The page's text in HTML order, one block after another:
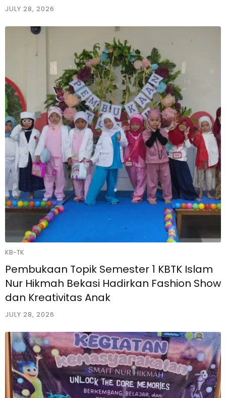
JULY 28, 2026
KB-TK
Pembukaan Topik Semester 1 KBTK Islam
Nur Hikmah Bekasi Hadirkan Fashion Show
dan Kreativitas Anak
JULY 28, 2026